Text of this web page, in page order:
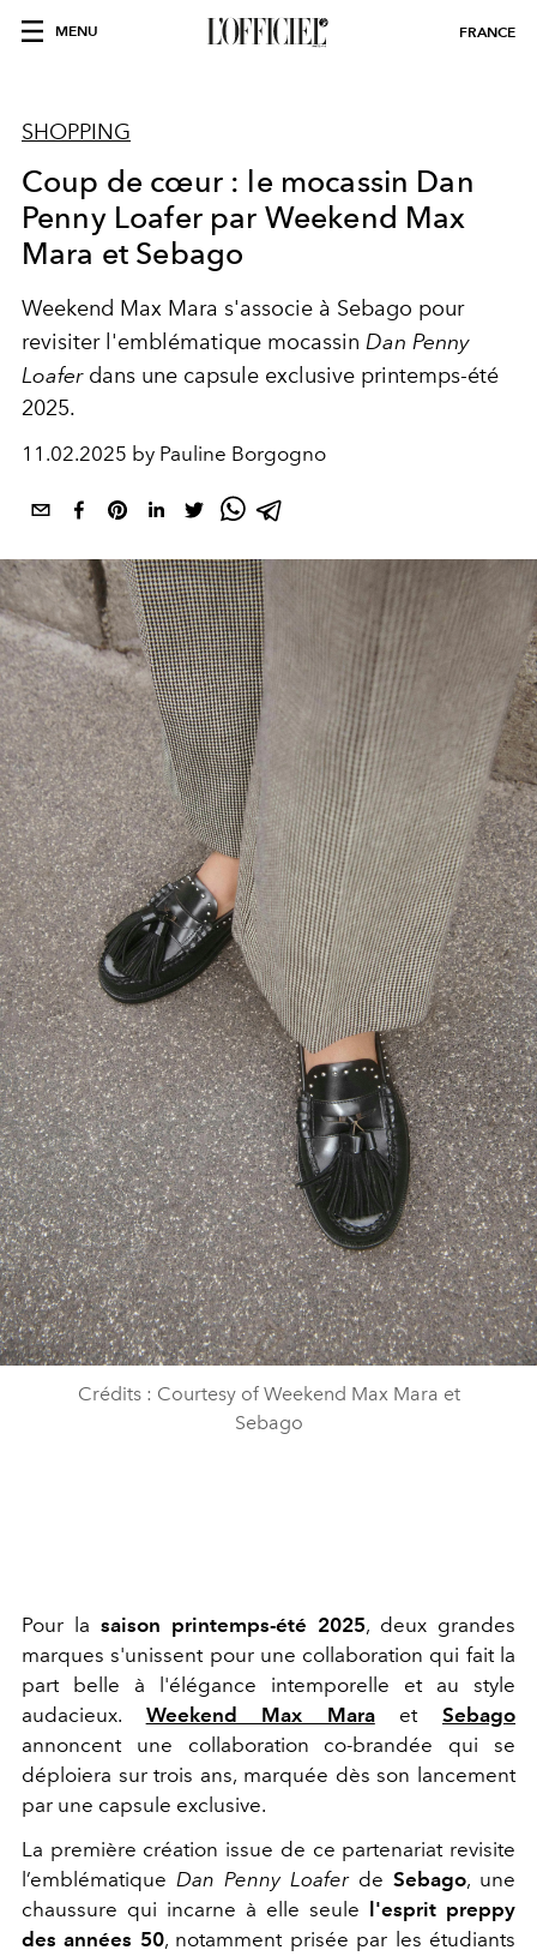
MENU FRANCE
SHOPPING
Coup de cœur : le mocassin Dan
Penny Loafer par Weekend Max
Mara et Sebago
Weekend Max Mara s'associe à Sebago pour
revisiter l'emblématique mocassin Dan Penny
Loafer dans une capsule exclusive printemps-été
2025.
11.02.2025 by Pauline Borgogno
Crédits : Courtesy of Weekend Max Mara et
Sebago
Pour la saison printemps-été 2025, deux grandes
marques s'unissent pour une collaboration qui fait la
part belle à l'élégance intemporelle et au style
audacieux. Weekend Max MaraetSebago
annoncent une collaboration co-brandée qui se
déploiera sur trois ans, marquée dès son lancement
par une capsule exclusive.
La première création issue de ce partenariat revisite
l’emblématique Dan Penny Loaferde Sebago, une
chaussure qui incarne à elle seule l'esprit preppy
des années 50, notamment prisée par les étudiants